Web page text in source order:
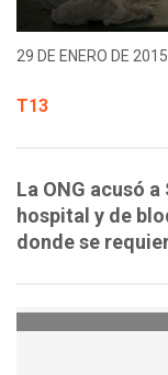
29 DE ENERO DE
T13
La ONG acusó
hospital y de
donde se